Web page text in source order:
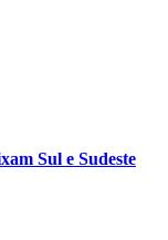
Sul e Sudeste